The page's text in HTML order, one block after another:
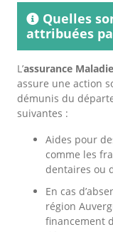
Quelles
attribuées
L’assurance Maladie
assure une action
démunis du
suivantes :
Aides pour
comme les
dentaires ou
En cas
région
financement